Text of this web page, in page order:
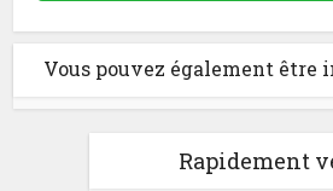
Vous pouvez également être
Rapidement